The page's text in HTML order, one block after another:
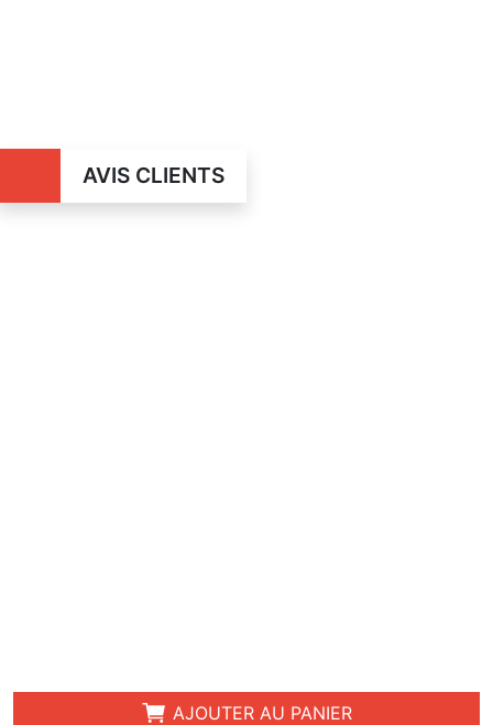
AVIS CLIENTS
AJOUTER AU PANIER